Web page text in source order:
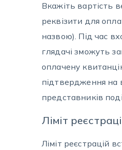
Вкажіть вартість
реквізити для
назвою). Під час
глядачі зможуть
оплачену
підтвердження на
представників
Ліміт
Ліміт реєстрацій